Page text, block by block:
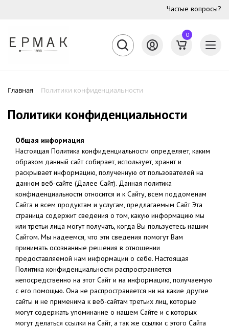
Частые вопросы?
0
Главная Политики конфиденциальности
Политики
Политики конфиденциальности
Общая информация
Настоящая Политика конфиденциальности определяет, каким
образом данный сайт собирает, использует, хранит и
раскрывает информацию, полученную от пользователей на
данном веб-сайте (Далее Cайт). Данная политика
конфиденциальности относится и к Сайту, всем поддоменам
Сайта и всем продуктам и услугам, предлагаемым Сайт Эта
страница содержит сведения о том, какую информацию мы
или третьи лица могут получать, когда Вы пользуетесь нашим
Сайтом. Мы надеемся, что эти сведения помогут Вам
принимать осознанные решения в отношении
предоставляемой нам информации о себе. Настоящая
Политика конфиденциальности распространяется
непосредственно на этот Сайт и на информацию, получаемую
с его помощью. Она не распространяется ни на какие другие
сайты и не применима к веб-сайтам третьих лиц, которые
могут содержать упоминание о нашем Сайте и с которых
могут делаться ссылки на Сайт, а так же ссылки с этого Сайта